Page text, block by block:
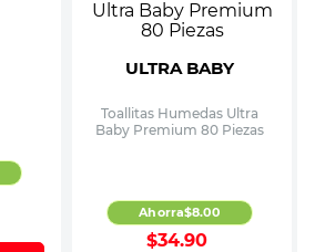
ULTRA BABY
Toallitas Humedas Ultra
Baby Premium 80 Piezas
$34.90
Ahorra$8.00